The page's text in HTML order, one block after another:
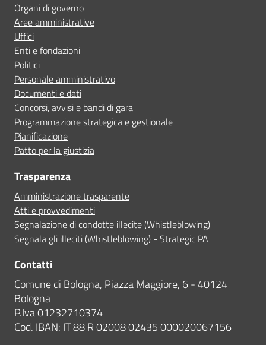
Organi di governo
Aree amministrative
Uffici
Enti e fondazioni
Politici
Personale amministrativo
Documenti e dati
Concorsi, avvisi e bandi di gara
Programmazione strategica e gestionale
Pianificazione
Patto per la giustizia
Trasparenza
Amministrazione trasparente
Atti e provvedimenti
Segnalazione di condotte illecite (Whistleblowing)
Segnala gli illeciti (Whistleblowing) - Strategic PA
Contatti
Comune di Bologna, Piazza Maggiore, 6 - 40124
Bologna
P.Iva 01232710374
Cod. IBAN: IT 88 R 02008 02435 000020067156